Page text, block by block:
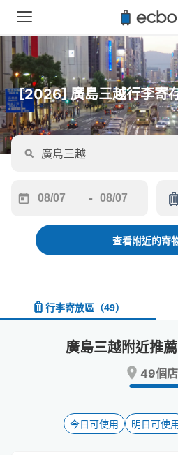
[2026] 廣島三越行李寄
forward
interact
and
-
backward
interact
and
a
date.
Press
key
to
查看附近的寄
行李寄放區 （49）
廣島三越附近推
49個
今日可使用 明日可使用